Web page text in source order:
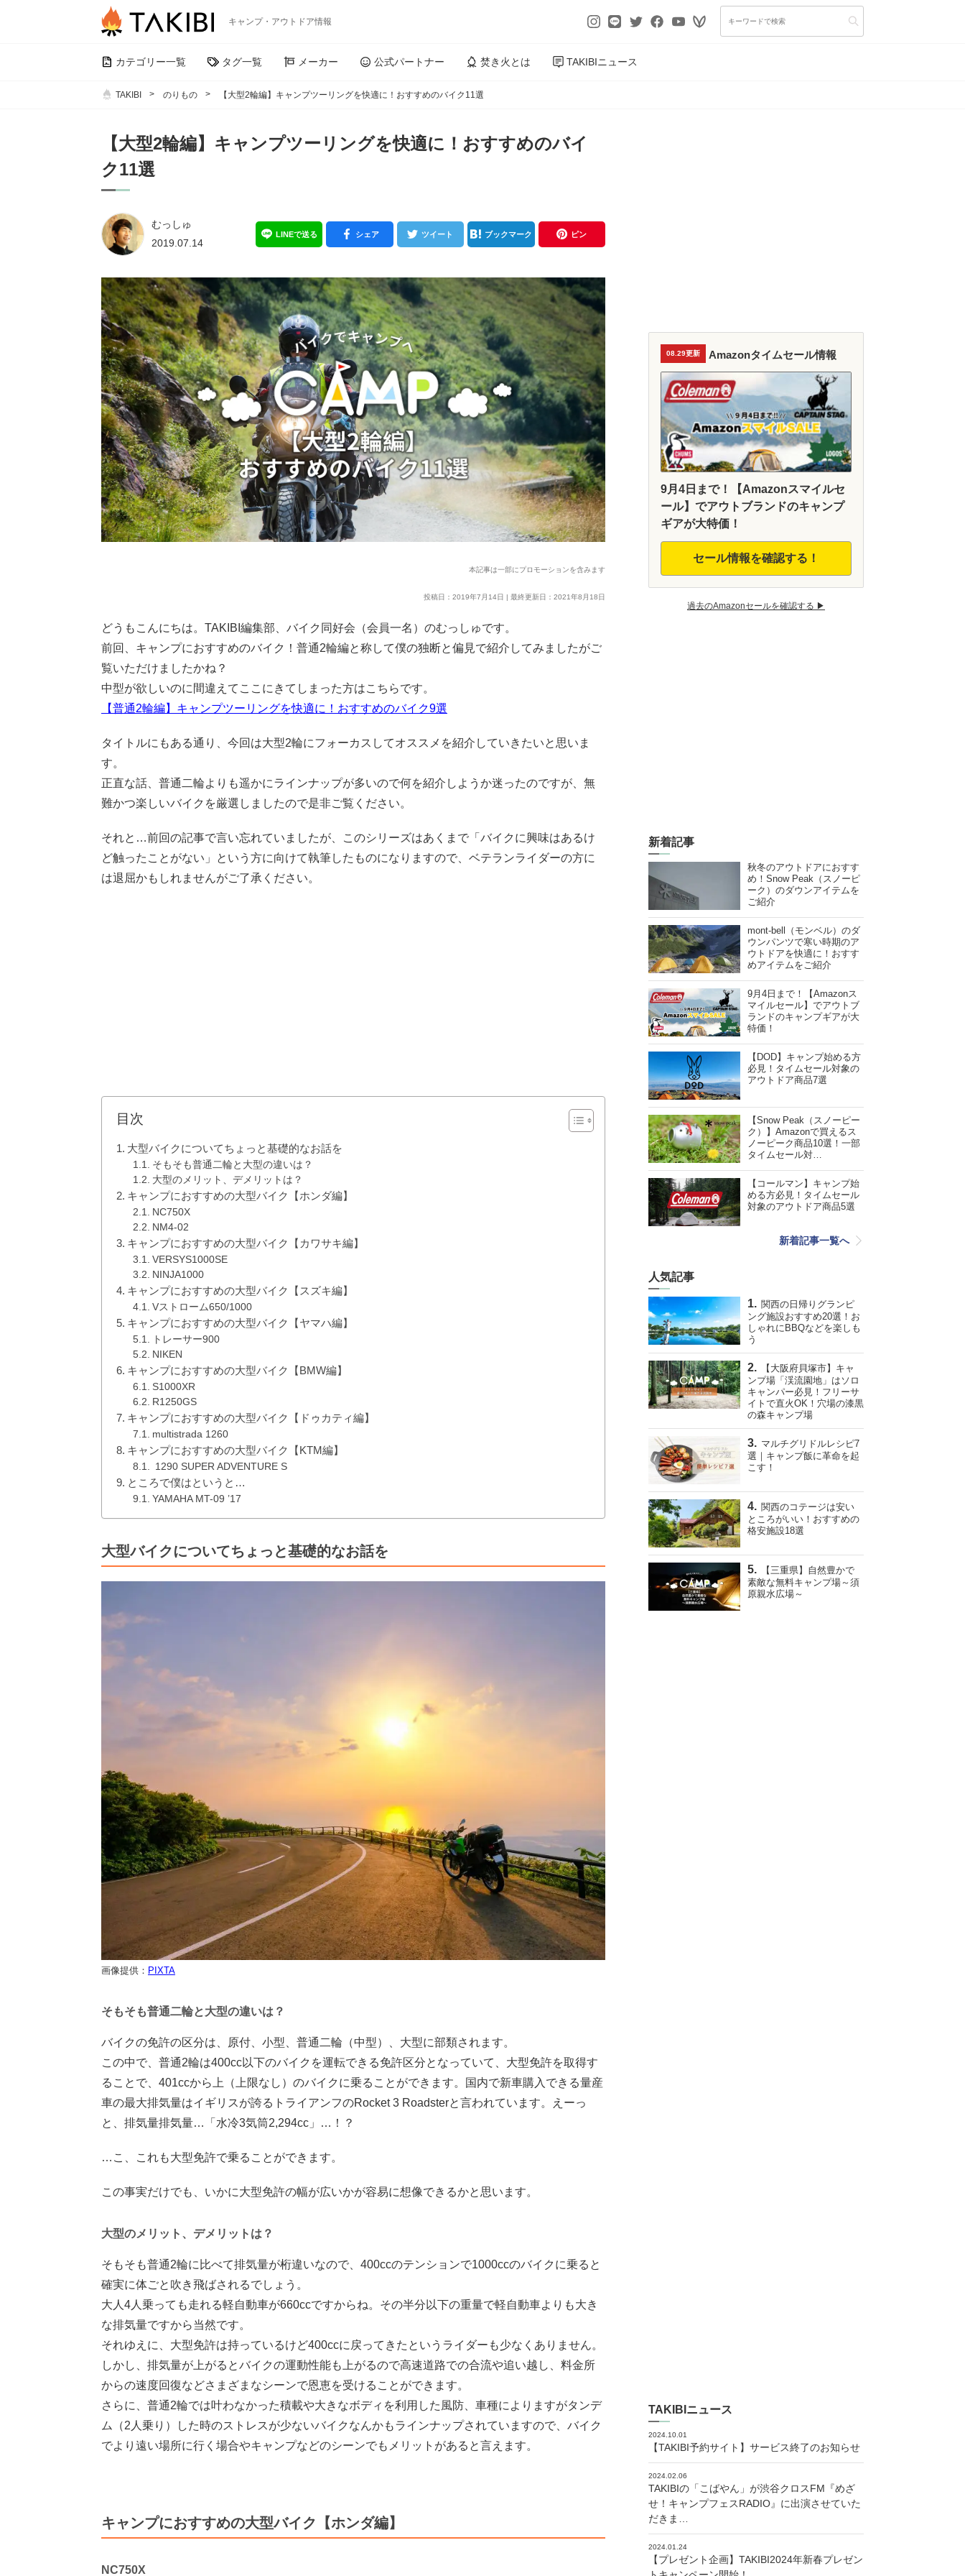
キャンプ・アウトドア情報
カテゴリー一覧 タグ一覧 メーカー 公式パートナー 焚き火とは TAKIBIニュース
TAKIBI のりもの 【大型2輪編】キャンプツーリングを快適に！おすすめのバイク11選
【大型2輪編】キャンプツーリングを快適に！おすすめのバイ
ク11選
むっしゅ
2019.07.14
LINEで送る シェア ツイート ブックマーク ピン
本記事は一部にプロモーションを含みます
投稿日：2019年7月14日 | 最終更新日：2021年8月18日
どうもこんにちは。TAKIBI編集部、バイク同好会（会員一名）のむっしゅです。
前回、キャンプにおすすめのバイク！普通2輪編と称して僕の独断と偏見で紹介してみましたがご
覧いただけましたかね？
中型が欲しいのに間違えてここにきてしまった方はこちらです。
【普通2輪編】キャンプツーリングを快適に！おすすめのバイク9選
タイトルにもある通り、今回は大型2輪にフォーカスしてオススメを紹介していきたいと思いま
す。
正直な話、普通二輪よりも遥かにラインナップが多いので何を紹介しようか迷ったのですが、無
難かつ楽しいバイクを厳選しましたので是非ご覧ください。
それと…前回の記事で言い忘れていましたが、このシリーズはあくまで「バイクに興味はあるけ
ど触ったことがない」という方に向けて執筆したものになりますので、ベテランライダーの方に
は退屈かもしれませんがご了承ください。
目次
大型バイクについてちょっと基礎的なお話を
そもそも普通二輪と大型の違いは？
大型のメリット、デメリットは？
キャンプにおすすめの大型バイク【ホンダ編】
NC750X
NM4-02
キャンプにおすすめの大型バイク【カワサキ編】
VERSYS1000SE
NINJA1000
キャンプにおすすめの大型バイク【スズキ編】
Vストローム650/1000
キャンプにおすすめの大型バイク【ヤマハ編】
トレーサー900
NIKEN
キャンプにおすすめの大型バイク【BMW編】
S1000XR
R1250GS
キャンプにおすすめの大型バイク【ドゥカティ編】
multistrada 1260
キャンプにおすすめの大型バイク【KTM編】
1290 SUPER ADVENTURE S
ところで僕はというと…
YAMAHA MT-09 ’17
大型バイクについてちょっと基礎的なお話を
画像提供： PIXTA
そもそも普通二輪と大型の違いは？
バイクの免許の区分は、原付、小型、普通二輪（中型）、大型に部類されます。
この中で、普通2輪は400cc以下のバイクを運転できる免許区分となっていて、大型免許を取得す
ることで、401ccから上（上限なし）のバイクに乗ることができます。国内で新車購入できる量産
車の最大排気量はイギリスが誇るトライアンフのRocket 3 Roadsterと言われています。えーっ
と、排気量排気量…「水冷3気筒2,294cc」…！？
…こ、これも大型免許で乗ることができます。
この事実だけでも、いかに大型免許の幅が広いかが容易に想像できるかと思います。
大型のメリット、デメリットは？
そもそも普通2輪に比べて排気量が桁違いなので、400ccのテンションで1000ccのバイクに乗ると
確実に体ごと吹き飛ばされるでしょう。
大人4人乗っても走れる軽自動車が660ccですからね。その半分以下の重量で軽自動車よりも大き
な排気量ですから当然です。
それゆえに、大型免許は持っているけど400ccに戻ってきたというライダーも少なくありません。
しかし、排気量が上がるとバイクの運動性能も上がるので高速道路での合流や追い越し、料金所
からの速度回復などさまざまなシーンで恩恵を受けることができます。
さらに、普通2輪では叶わなかった積載や大きなボディを利用した風防、車種によりますがタンデ
ム（2人乗り）した時のストレスが少ないバイクなんかもラインナップされていますので、バイク
でより遠い場所に行く場合やキャンプなどのシーンでもメリットがあると言えます。
キャンプにおすすめの大型バイク【ホンダ編】
NC750X
08.29更新 Amazonタイムセール情報
9月4日まで！【Amazonスマイルセ
ール】でアウトブランドのキャンプ
ギアが大特価！
セール情報を確認する！
過去のAmazonセールを確認する ▶︎
新着記事
秋冬のアウトドアにおすす
め！Snow Peak（スノーピ
ーク）のダウンアイテムを
ご紹介
mont-bell（モンベル）のダ
ウンパンツで寒い時期のア
ウトドアを快適に！おすす
めアイテムをご紹介
9月4日まで！【Amazonス
マイルセール】でアウトブ
ランドのキャンプギアが大
特価！
【DOD】キャンプ始める方
必見！タイムセール対象の
アウトドア商品7選
【Snow Peak（スノーピー
ク）】Amazonで買えるス
ノーピーク商品10選！一部
タイムセール対…
【コールマン】キャンプ始
める方必見！タイムセール
対象のアウトドア商品5選
新着記事一覧へ
人気記事
関西の日帰りグランピ
ング施設おすすめ20選！お
しゃれにBBQなどを楽しも
う
【大阪府貝塚市】キャ
ンプ場「渓流園地」はソロ
キャンパー必見！フリーサ
イトで直火OK！穴場の漆黒
の森キャンプ場
マルチグリドルレシピ7
選｜キャンプ飯に革命を起
こす！
関西のコテージは安い
ところがいい！おすすめの
格安施設18選
【三重県】自然豊かで
素敵な無料キャンプ場～須
原親水広場～
TAKIBIニュース
2024.10.01
【TAKIBI予約サイト】サービス終了のお知らせ
2024.02.06
TAKIBIの「こばやん」が渋谷クロスFM『めざ
せ！キャンプフェスRADIO』に出演させていた
だきま…
2024.01.24
【プレゼント企画】TAKIBI2024年新春プレゼン